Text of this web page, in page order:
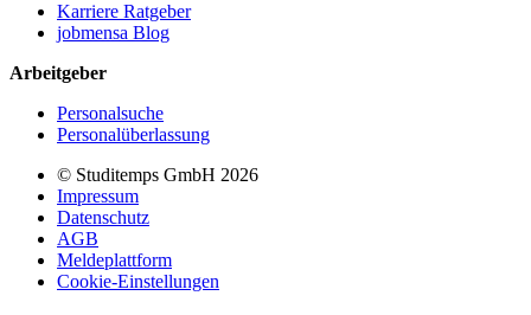
Karriere Ratgeber
jobmensa Blog
Arbeitgeber
Personalsuche
Personalüberlassung
© Studitemps GmbH 2026
Impressum
Datenschutz
AGB
Meldeplattform
Cookie-Einstellungen